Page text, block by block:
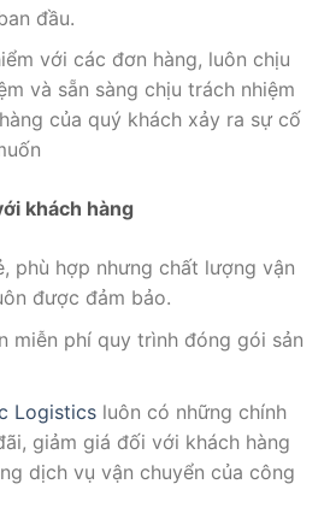
đầu.
với các đơn hàng, luôn chịu
và sẵn sàng chịu trách nhiệm
của quý khách xảy ra sự cố
khách hàng
phù hợp nhưng chất lượng vận
được đảm bảo.
miễn phí quy trình đóng gói sản
Logisticsluôn có những chính
giảm giá đối với khách hàng
dịch vụ vận chuyển của công